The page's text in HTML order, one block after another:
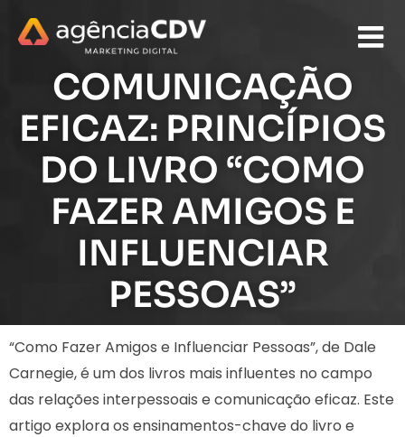
COMUNICAÇÃO
EFICAZ: PRINCÍPIOS
DO LIVRO “COMO
FAZER AMIGOS E
INFLUENCIAR
PESSOAS”
“Como Fazer Amigos e Influenciar Pessoas”, de Dale
Carnegie, é um dos livros mais influentes no campo
das relações interpessoais e comunicação eficaz. Este
artigo explora os ensinamentos-chave do livro e